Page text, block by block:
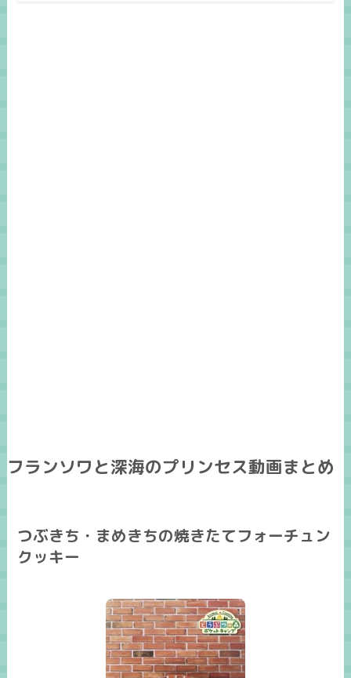
フランソワと深海のプリンセス動画まとめ
つぶきち・まめきちの焼きたてフォーチュン
クッキー